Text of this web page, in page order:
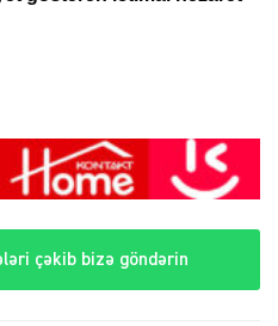
çəkib bizə göndərin